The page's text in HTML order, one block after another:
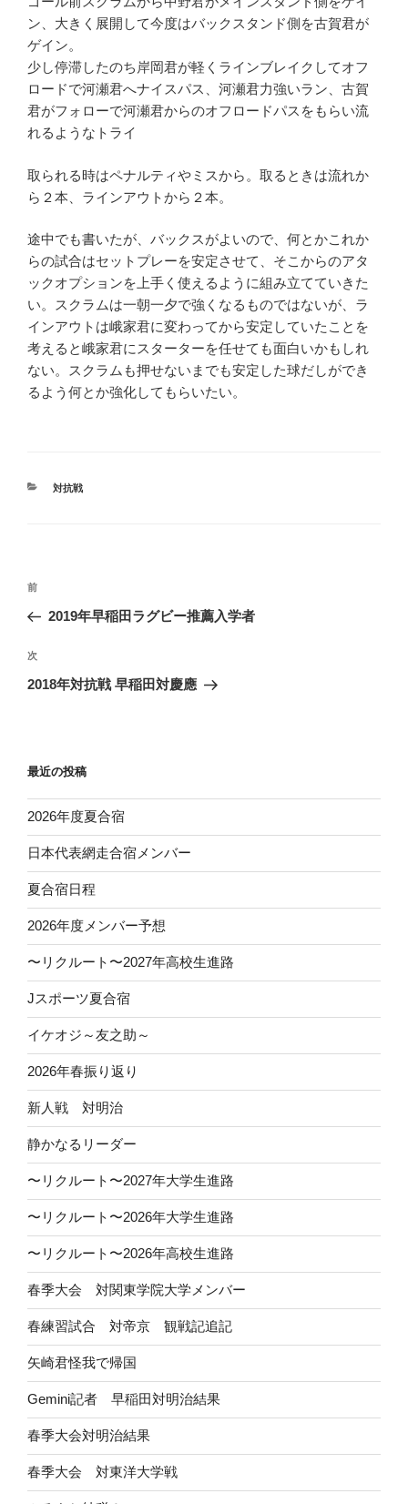
ン、大きく展開して今度はバックスタンド側を古賀君が
ゲイン。
少し停滞したのち岸岡君が軽くラインブレイクしてオフ
ロードで河瀬君へナイスパス、河瀬君力強いラン、古賀
君がフォローで河瀬君からのオフロードパスをもらい流
れるようなトライ
取られる時はペナルティやミスから。取るときは流れか
ら２本、ラインアウトから２本。
途中でも書いたが、バックスがよいので、何とかこれか
らの試合はセットプレーを安定させて、そこからのアタ
ックオプションを上手く使えるように組み立てていきた
い。スクラムは一朝一夕で強くなるものではないが、ラ
インアウトは峨家君に変わってから安定していたことを
考えると峨家君にスターターを任せても面白いかもしれ
ない。スクラムも押せないまでも安定した球だしができ
るよう何とか強化してもらいたい。
カ
対抗戦
投
ナ
ビ
ゲ
ン
前
の
稿
前
2019年早稲田ラグビー推薦入学者
次
の
次
2018年対抗戦 早稲田対慶應
最近の投稿
2026年度夏合宿
日本代表網走合宿メンバー
夏合宿日程
2026年度メンバー予想
〜リクルート〜2027年高校生進路
Jスポーツ夏合宿
イケオジ～友之助～
2026年春振り返り
新人戦 対明治
静かなるリーダー
〜リクルート〜2027年大学生進路
〜リクルート〜2026年大学生進路
〜リクルート〜2026年高校生進路
春季大会 対関東学院大学メンバー
春練習試合 対帝京 観戦記追記
矢崎君怪我で帰国
Gemini記者 早稲田対明治結果
春季大会対明治結果
春季大会 対東洋大学戦